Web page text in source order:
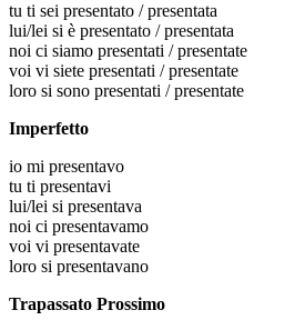
tu ti sei presentato / presentata
lui/lei si è presentato / presentata
noi ci siamo presentati / presentate
voi vi siete presentati / presentate
loro si sono presentati / presentate
Imperfetto
io mi presentavo
tu ti presentavi
lui/lei si presentava
noi ci presentavamo
voi vi presentavate
loro si presentavano
Trapassato Prossimo